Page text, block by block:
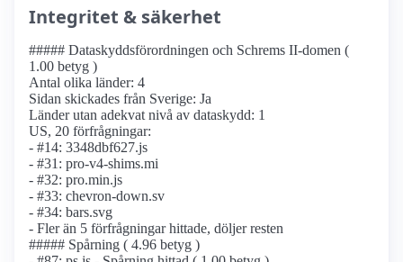
Integritet & säkerhet
##### Dataskyddsförordningen och Schrems II-domen (
1.00 betyg )
Antal olika länder: 4
Sidan skickades från Sverige: Ja
Länder utan adekvat nivå av dataskydd: 1
US, 20 förfrågningar:
- #14: 3348dbf627.js
- #31: pro-v4-shims.mi
- #32: pro.min.js
- #33: chevron-down.sv
- #34: bars.svg
- Fler än 5 förfrågningar hittade, döljer resten
##### Spårning ( 4.96 betyg )